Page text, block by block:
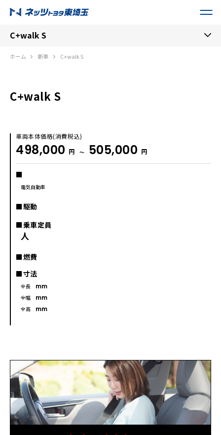
C+walk S
ホーム 新車 C+walk S
C+walk S
車両本体価格(消費税込)
498,000 円 〜 505,000 円
■
電気自動車
■駆動
■乗車定員
人
■燃費
■寸法
全長 mm
全幅 mm
全高 mm